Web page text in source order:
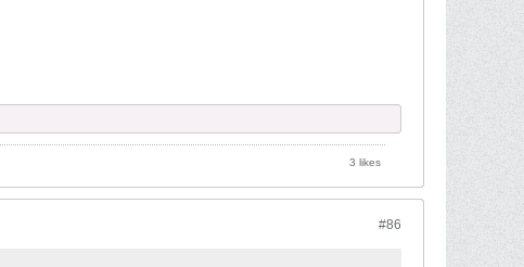
3 likes
#86